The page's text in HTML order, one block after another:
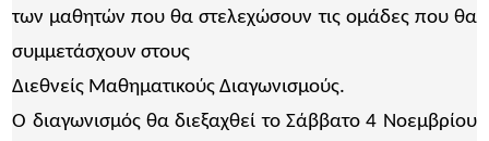
των μαθητών που θα στελεχώσουν τις ομάδες που θα
συμμετάσχουν στους
Διεθνείς Μαθηματικούς Διαγωνισμούς.
Ο διαγωνισμός θα διεξαχθεί το Σάββατο 4 Νοεμβρίου